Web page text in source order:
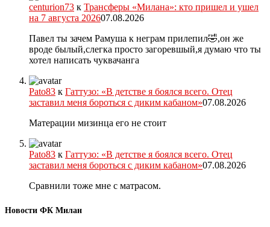
centurion73 к Трансферы «Милана»: кто пришел и ушел
на 7 августа 202607.08.2026
Павел ты зачем Рамуша к неграм прилепил🤣,он же
вроде былый,слегка просто загоревшый,я думаю что ты
хотел написать чуквачанга
Pato83 к Гаттузо: «В детстве я боялся всего. Отец
заставил меня бороться с диким кабаном»07.08.2026
Матерации мизинца его не стоит
Pato83 к Гаттузо: «В детстве я боялся всего. Отец
заставил меня бороться с диким кабаном»07.08.2026
Сравнили тоже мне с матрасом.
Новости ФК Милан